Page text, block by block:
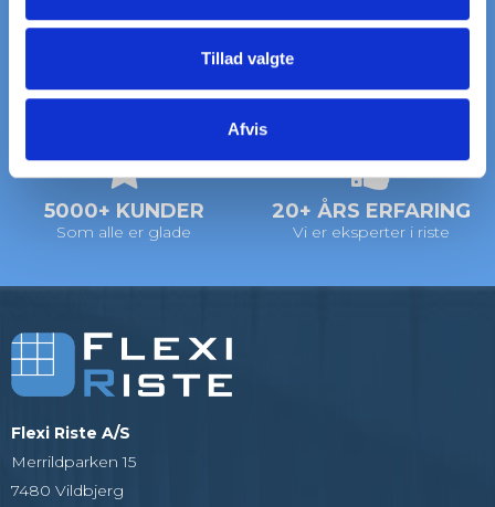
Tillad valgte
Afvis
HURTIG LEVERING
på standardriste
STORT LAGER
af standardriste
5000+ KUNDER
Som alle er glade
20+ ÅRS ERFARING
Vi er eksperter i riste
Flexi Riste A/S
Merrildparken 15
7480 Vildbjerg